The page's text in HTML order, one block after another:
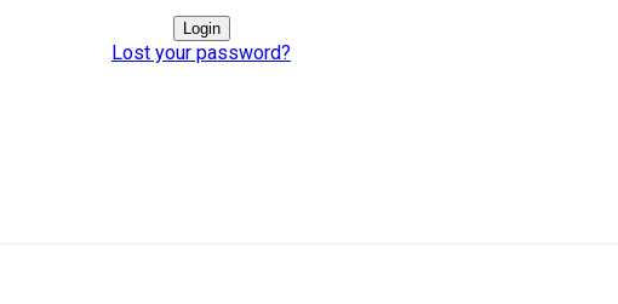
Login
Lost your password?